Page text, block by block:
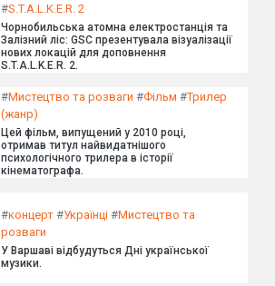
#S.T.A.L.K.E.R. 2
Чорнобильська атомна електростанція та
Залізний ліс: GSC презентувала візуалізації
нових локацій для доповнення
S.T.A.L.K.E.R. 2.
#Мистецтво та розваги #Фільм #Трилер
(жанр)
Цей фільм, випущений у 2010 році,
отримав титул найвидатнішого
психологічного трилера в історії
кінематографа.
#концерт #Українці #Мистецтво та
розваги
У Варшаві відбудуться Дні української
музики.